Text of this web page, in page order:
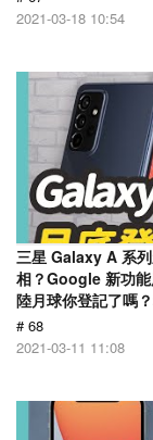
2021-03-18 10:54
三星 Galaxy A 系
相？Google 新功
陸月球你登記了嗎
# 68
2021-03-11 11:08